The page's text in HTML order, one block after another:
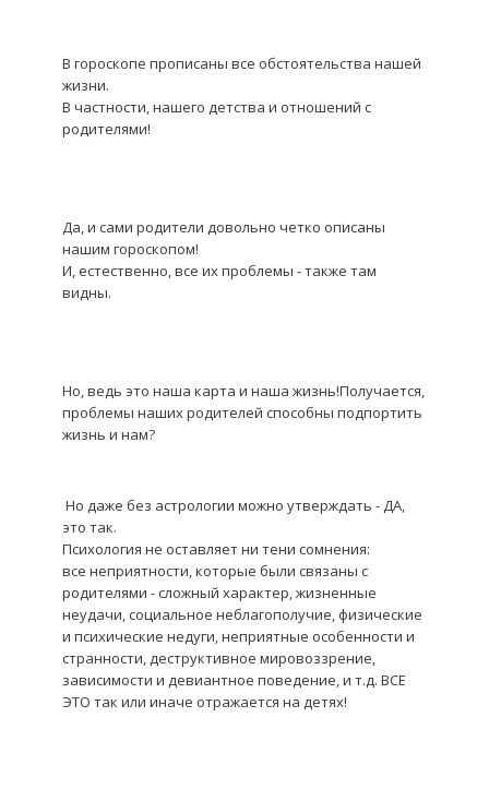
В гороскопе прописаны все обстоятельства нашей
жизни.
В частности, нашего детства и отношений с
родителями!
Да, и сами родители довольно четко описаны
нашим гороскопом!
И, естественно, все их проблемы - также там
видны.
Но, ведь это наша карта и наша жизнь!Получается,
проблемы наших родителей способны подпортить
жизнь и нам?
Но даже без астрологии можно утверждать - ДА,
это так.
Психология не оставляет ни тени сомнения:
все неприятности, которые были связаны с
родителями - сложный характер, жизненные
неудачи, социальное неблагополучие, физические
и психические недуги, неприятные особенности и
странности, деструктивное мировоззрение,
зависимости и девиантное поведение, и т.д. ВСЕ
ЭТО так или иначе отражается на детях!